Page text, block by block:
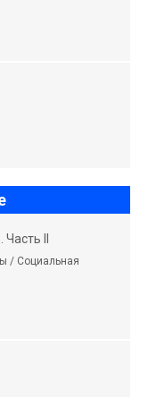
II
/ Социальная